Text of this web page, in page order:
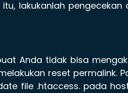
lakukanlah pengecekan
Anda tidak bisa
reset permalink.
file .htaccess. pada